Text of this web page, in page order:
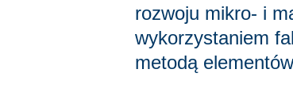
rozwoju mikro- i
wykorzystaniem
metodą